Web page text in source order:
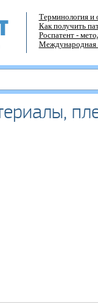
Терминология и
Как получить
Роспатент -
Международная